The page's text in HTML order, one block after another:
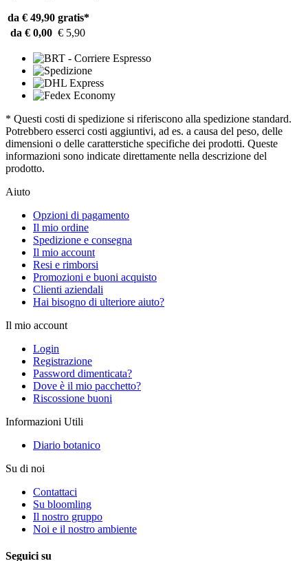
da € 49,90 gratis*
da € 0,00 € 5,90
* Questi costi di spedizione si riferiscono alla spedizione standard.
Potrebbero esserci costi aggiuntivi, ad es. a causa del peso, delle
dimensioni o delle caratterstiche specifiche dei prodotti. Queste
informazioni sono indicate direttamente nella descrizione del
prodotto.
Aiuto
Opzioni di pagamento
Il mio ordine
Spedizione e consegna
Il mio account
Resi e rimborsi
Promozioni e buoni acquisto
Clienti aziendali
Hai bisogno di ulteriore aiuto?
Il mio account
Login
Registrazione
Password dimenticata?
Dove è il mio pacchetto?
Riscossione buoni
Informazioni Utili
Diario botanico
Su di noi
Contattaci
Su bloomling
Il nostro gruppo
Noi e il nostro ambiente
Seguici su